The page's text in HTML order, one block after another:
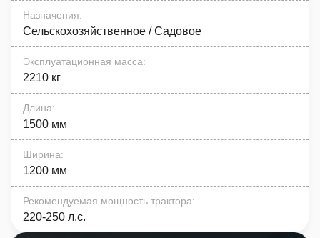
Назначения:
Сельскохозяйственное / Садовое
Эксплуатационная масса:
2210 кг
Длина:
1500 мм
Ширина:
1200 мм
Рекомендуемая мощность трактора:
220-250 л.с.